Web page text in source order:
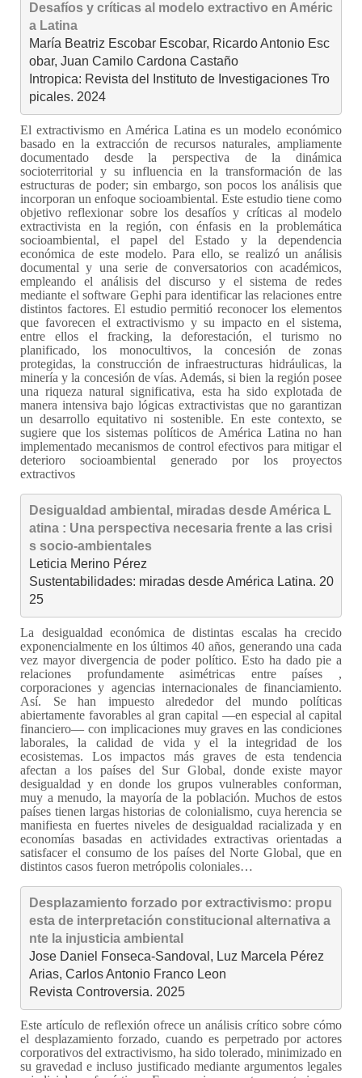
Desafíos y críticas al modelo extractivo en Améric
a Latina
María Beatriz Escobar Escobar, Ricardo Antonio Esc
obar, Juan Camilo Cardona Castaño
Intropica: Revista del Instituto de Investigaciones Tro
picales. 2024
El extractivismo en América Latina es un modelo económico
basado en la extracción de recursos naturales, ampliamente
documentado desde la perspectiva de la dinámica
socioterritorial y su influencia en la transformación de las
estructuras de poder; sin embargo, son pocos los análisis que
incorporan un enfoque socioambiental. Este estudio tiene como
objetivo reflexionar sobre los desafíos y críticas al modelo
extractivista en la región, con énfasis en la problemática
socioambiental, el papel del Estado y la dependencia
económica de este modelo. Para ello, se realizó un análisis
documental y una serie de conversatorios con académicos,
empleando el análisis del discurso y el sistema de redes
mediante el software Gephi para identificar las relaciones entre
distintos factores. El estudio permitió reconocer los elementos
que favorecen el extractivismo y su impacto en el sistema,
entre ellos el fracking, la deforestación, el turismo no
planificado, los monocultivos, la concesión de zonas
protegidas, la construcción de infraestructuras hidráulicas, la
minería y la concesión de vías. Además, si bien la región posee
una riqueza natural significativa, esta ha sido explotada de
manera intensiva bajo lógicas extractivistas que no garantizan
un desarrollo equitativo ni sostenible. En este contexto, se
sugiere que los sistemas políticos de América Latina no han
implementado mecanismos de control efectivos para mitigar el
deterioro socioambiental generado por los proyectos
extractivos
Desigualdad ambiental, miradas desde América L
atina : Una perspectiva necesaria frente a las crisi
s socio-ambientales
Leticia Merino Pérez
Sustentabilidades: miradas desde América Latina. 20
25
La desigualdad económica de distintas escalas ha crecido
exponencialmente en los últimos 40 años, generando una cada
vez mayor divergencia de poder político. Esto ha dado pie a
relaciones profundamente asimétricas entre países ,
corporaciones y agencias internacionales de financiamiento.
Así. Se han impuesto alrededor del mundo políticas
abiertamente favorables al gran capital —en especial al capital
financiero— con implicaciones muy graves en las condiciones
laborales, la calidad de vida y el la integridad de los
ecosistemas. Los impactos más graves de esta tendencia
afectan a los países del Sur Global, donde existe mayor
desigualdad y en donde los grupos vulnerables conforman,
muy a menudo, la mayoría de la población. Muchos de estos
países tienen largas historias de colonialismo, cuya herencia se
manifiesta en fuertes niveles de desigualdad racializada y en
economías basadas en actividades extractivas orientadas a
satisfacer el consumo de los países del Norte Global, que en
distintos casos fueron metrópolis coloniales…
Desplazamiento forzado por extractivismo: propu
esta de interpretación constitucional alternativa a
nte la injusticia ambiental
Jose Daniel Fonseca-Sandoval, Luz Marcela Pérez
Arias, Carlos Antonio Franco Leon
Revista Controversia. 2025
Este artículo de reflexión ofrece un análisis crítico sobre cómo
el desplazamiento forzado, cuando es perpetrado por actores
corporativos del extractivismo, ha sido tolerado, minimizado en
su gravedad e incluso justificado mediante argumentos legales